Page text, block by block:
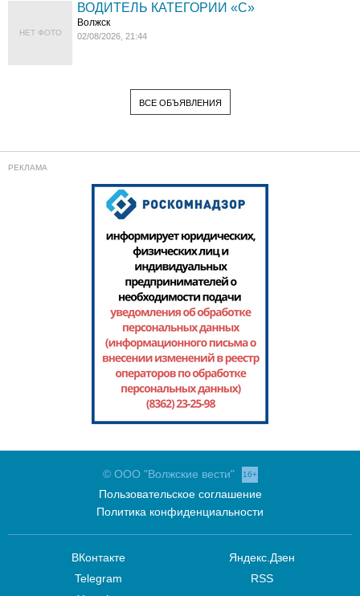
НЕТ ФОТО
ВОДИТЕЛЬ КАТЕГОРИИ «C»
Волжск
02/08/2026, 21:44
ВСЕ ОБЪЯВЛЕНИЯ
© ООО "Волжские вести" 16+
Пользовательское соглашение
Политика конфиденциальности
ВКонтакте
Telegram
Яндекс.Дзен
RSS